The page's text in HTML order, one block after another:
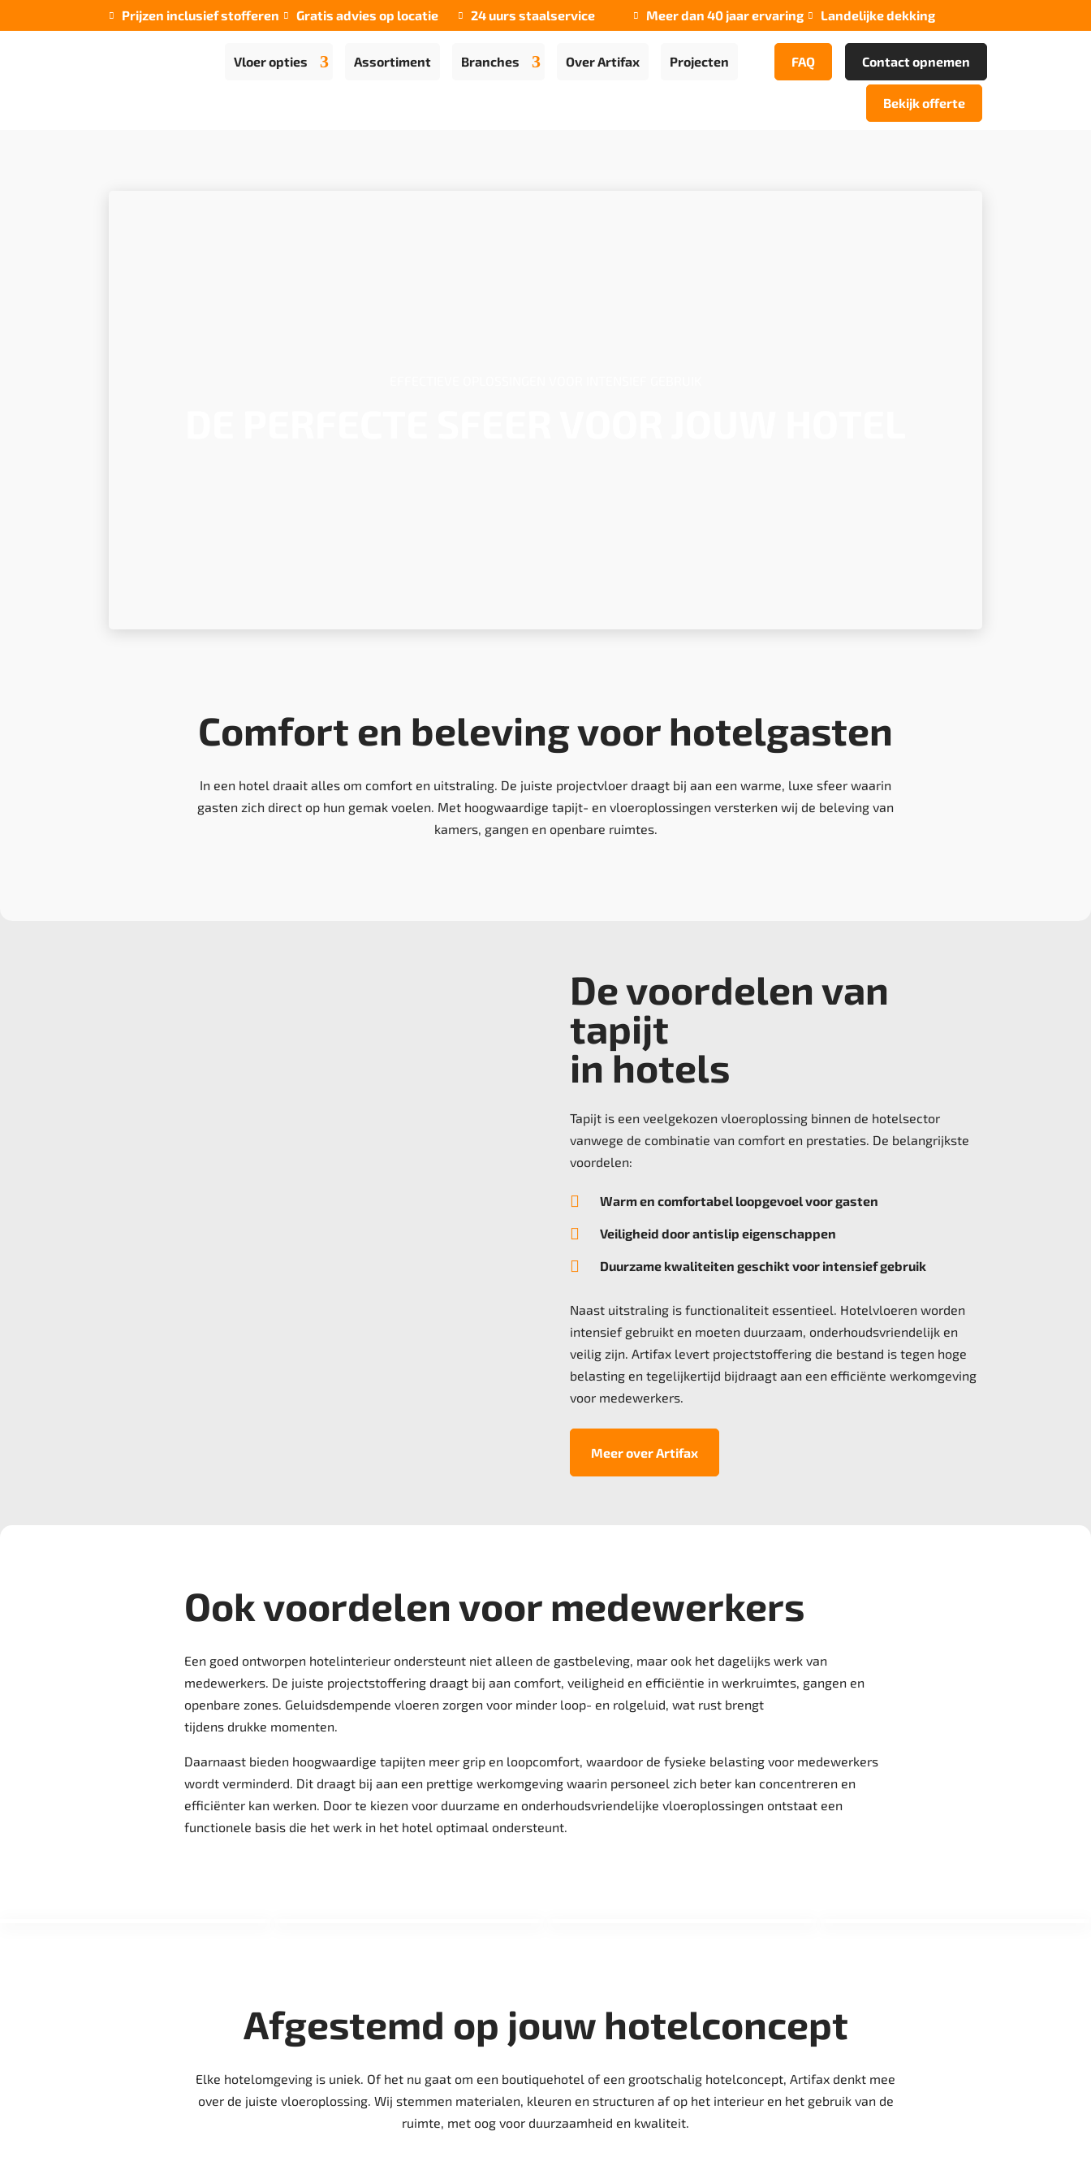
 Prijzen inclusief stofferen  Gratis advies op locatie  24 uurs staalservice  Meer dan 40 jaar ervaring  Landelijke dekking
Vloer opties Assortiment Branches Over Artifax Projecten FAQ Contact opnemen
Bekijk offerte
Comfort en beleving voor hotelgasten
In een hotel draait alles om comfort en uitstraling. De juiste projectvloer draagt bij aan een warme, luxe sfeer waarin
gasten zich direct op hun gemak voelen. Met hoogwaardige tapijt- en vloeroplossingen versterken wij de beleving van
kamers, gangen en openbare ruimtes.
De voordelen van
tapijt
in hotels
Tapijt is een veelgekozen vloeroplossing binnen de hotelsector
vanwege de combinatie van comfort en prestaties. De belangrijkste
voordelen:
 Warm en comfortabel loopgevoel voor gasten
 Veiligheid door antislip eigenschappen
 Duurzame kwaliteiten geschikt voor intensief gebruik
Naast uitstraling is functionaliteit essentieel. Hotelvloeren worden
intensief gebruikt en moeten duurzaam, onderhoudsvriendelijk en
veilig zijn. Artifax levert projectstoffering die bestand is tegen hoge
belasting en tegelijkertijd bijdraagt aan een efficiënte werkomgeving
voor medewerkers.
Meer over Artifax
Ook voordelen voor medewerkers
Een goed ontworpen hotelinterieur ondersteunt niet alleen de gastbeleving, maar ook het dagelijks werk van
medewerkers. De juiste projectstoffering draagt bij aan comfort, veiligheid en efficiëntie in werkruimtes, gangen en
openbare zones. Geluidsdempende vloeren zorgen voor minder loop- en rolgeluid, wat rust brengt
tijdens drukke momenten.
Daarnaast bieden hoogwaardige tapijten meer grip en loopcomfort, waardoor de fysieke belasting voor medewerkers
wordt verminderd. Dit draagt bij aan een prettige werkomgeving waarin personeel zich beter kan concentreren en
efficiënter kan werken. Door te kiezen voor duurzame en onderhoudsvriendelijke vloeroplossingen ontstaat een
functionele basis die het werk in het hotel optimaal ondersteunt.
Afgestemd op jouw hotelconcept
Elke hotelomgeving is uniek. Of het nu gaat om een boutiquehotel of een grootschalig hotelconcept, Artifax denkt mee
over de juiste vloeroplossing. Wij stemmen materialen, kleuren en structuren af op het interieur en het gebruik van de
ruimte, met oog voor duurzaamheid en kwaliteit.